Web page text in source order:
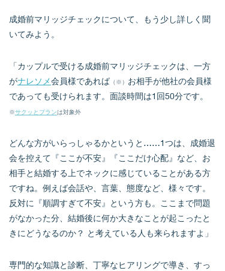
成婚前マリッジチェックについて、もう少し詳しく聞
いてみよう。
「カップルで受ける成婚前マリッジチェックは、一方
がナレソメ会員様であれば （※） お相手が他社の会員様
であっても受けられます。面談時間は1回50分です。
※サクッとプランは対象外
どんな方がいらっしゃるかというと……1つは、成婚退
会を控えて『ここが不安』『ここだけ心配』など、お
相手と結婚する上でネックに感じていることがある方
ですね。例えば会話や、言葉、態度など、様々です。
反対に『順調すぎて不安』という方も。ここまで問題
がなかった分、結婚後に何か大きなことが起こったと
きにどうなるのか？ と考えている人も来られますよ」
専門的な知識と診断、丁寧なヒアリングで導き、すっ